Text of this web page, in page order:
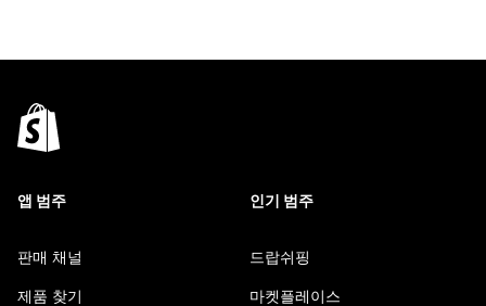
앱 범주
판매 채널
제품 찾기
인기 범주
드랍쉬핑
마켓플레이스